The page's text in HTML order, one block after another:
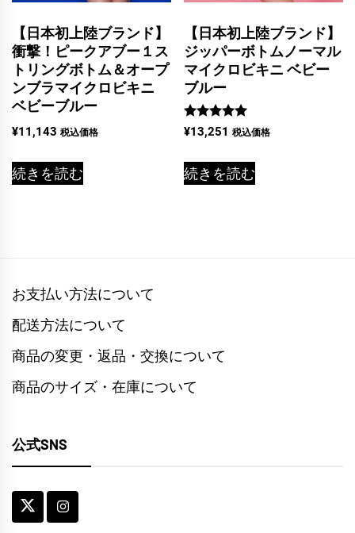
【日本初上陸ブランド】
衝撃！ピークアブー１ス
トリングボトム＆オープ
ンブラマイクロビキニ
ベビーブルー
¥11,143 税込価格
続きを読む
【日本初上陸ブランド】
ジッパーボトムノーマル
マイクロビキニ ベビー
ブルー
5段階中
5.00
¥13,251 税込価格
続きを読む
お支払い方法について
配送方法について
商品の変更・返品・交換について
商品のサイズ・在庫について
公式SNS